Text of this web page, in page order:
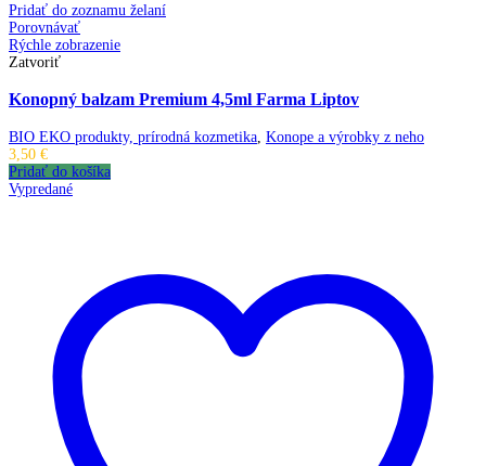
Pridať do zoznamu želaní
Porovnávať
Rýchle zobrazenie
Zatvoriť
Konopný balzam Premium 4,5ml Farma Liptov
BIO EKO produkty, prírodná kozmetika Konope a výrobky z neho
3,50 €
Pridať do košíka
Vypredané